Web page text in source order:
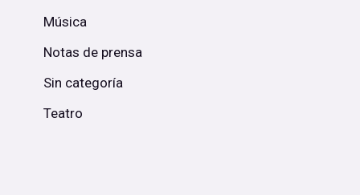
Música
Notas de prensa
Sin categoría
Teatro